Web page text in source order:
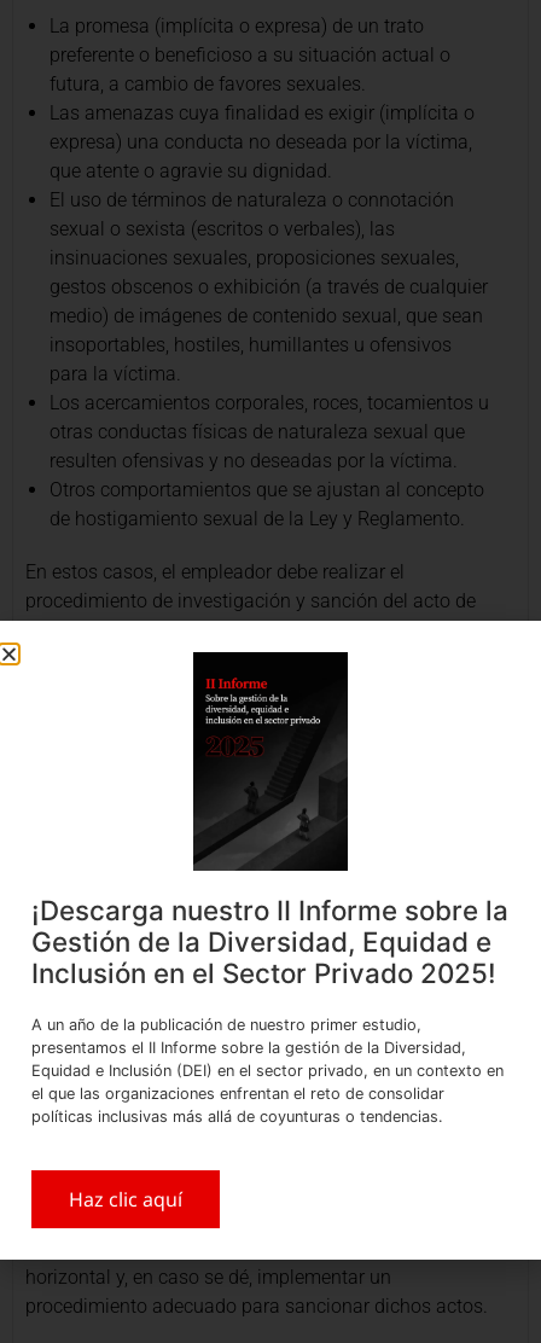
La promesa (implícita o expresa) de un trato
preferente o beneficioso a su situación actual o
futura, a cambio de favores sexuales.
Las amenazas cuya finalidad es exigir (implícita o
expresa) una conducta no deseada por la víctima,
que atente o agravie su dignidad.
El uso de términos de naturaleza o connotación
sexual o sexista (escritos o verbales), las
insinuaciones sexuales, proposiciones sexuales,
gestos obscenos o exhibición (a través de cualquier
medio) de imágenes de contenido sexual, que sean
insoportables, hostiles, humillantes u ofensivos
para la víctima.
Los acercamientos corporales, roces, tocamientos u
otras conductas físicas de naturaleza sexual que
resulten ofensivas y no deseadas por la víctima.
Otros comportamientos que se ajustan al concepto
de hostigamiento sexual de la Ley y Reglamento.
En estos casos, el empleador debe realizar el
procedimiento de investigación y sanción del acto de
necesarias para la protección de la víctima, así como las
demás establecidas por la legislación aplicable a estos
procedimientos. Cabe recalcar que, a diferencia del
hostigamiento sexual cometido por el empleador o sus
representantes (trabajadores de dirección o confianza),
en estos casos el acto de hostigamiento no califica como
equiparable al despido, sin perjuicio de que las
particularidades de un caso concreto pueda evidenciar lo
Hostigamiento laboral horizontal: ¿Qué debe
Bajo el principio de prevención y protección de la
seguridad y salud en el trabajo, el empleador está
obligado a garantizar los medios y condiciones dignas
trabajadores. Por ello, el empleador diligente debe prever
horizontal y, en caso se dé, implementar un
procedimiento adecuado para sancionar dichos actos.
¡Descarga nuestro II Informe sobre la
Gestión de la Diversidad, Equidad e
Inclusión en el Sector Privado 2025!
A un año de la publicación de nuestro primer estudio,
presentamos el II Informe sobre la gestión de la Diversidad,
Equidad e Inclusión (DEI) en el sector privado, en un contexto en
el que las organizaciones enfrentan el reto de consolidar
políticas inclusivas más allá de coyunturas o tendencias.
Haz clic aquí